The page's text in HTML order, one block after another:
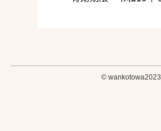
© wankotowa2023